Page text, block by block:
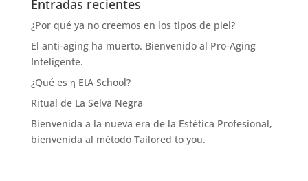
Entradas recientes
¿Por qué ya no creemos en los tipos de piel?
El anti-aging ha muerto. Bienvenido al Pro-Aging
Inteligente.
¿Qué es η EtA School?
Ritual de La Selva Negra
Bienvenida a la nueva era de la Estética Profesional,
bienvenida al método Tailored to you.